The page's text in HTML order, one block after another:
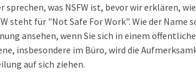
sprechen, was NSFW ist, bevor wir erklären,
steht für "Not Safe For Work". Wie der Name
ansehen, wenn Sie sich in einem
insbesondere im Büro, wird die
auf sich ziehen.